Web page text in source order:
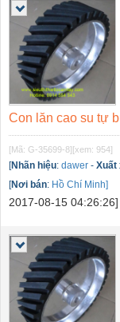
Con lăn cao su tự
[Mã: G-35699-8][xem: 954]
[Nhãn hiệu: dawer - Xuất
[Nơi bán: Hồ Chí Minh]
2017-08-15 04:26:26]